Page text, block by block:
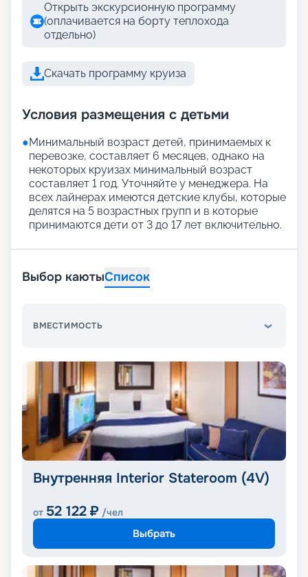
Открыть экскурсионную программу
(оплачивается на борту теплохода
отдельно)
Скачать программу круиза
Условия размещения с детьми
●Минимальный возраст детей, принимаемых к
перевозке, составляет 6 месяцев, однако на
некоторых круизах минимальный возраст
составляет 1 год. Уточняйте у менеджера. На
всех лайнерах имеются детские клубы, которые
делятся на 5 возрастных групп и в которые
принимаются дети от 3 до 17 лет включительно.
Выбор каютыСписок
ВМЕСТИМОСТЬ
Внутренняя Interior Stateroom (4V)
от 52 122 ₽ /чел
Выбрать